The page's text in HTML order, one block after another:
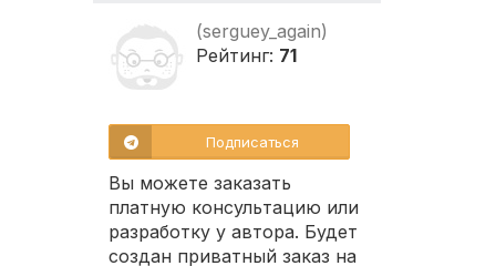
(serguey_again)
Рейтинг: 71
Подписаться
Вы можете заказать
платную консультацию или
разработку у автора. Будет
создан приватный заказ на